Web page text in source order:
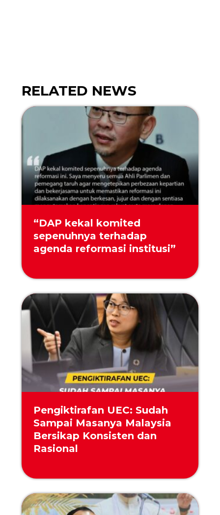
“DAP kekal komited
sepenuhnya terhadap
agenda reformasi institusi”
Pengiktirafan UEC: Sudah
Sampai Masanya Malaysia
Bersikap Konsisten dan
Rasional